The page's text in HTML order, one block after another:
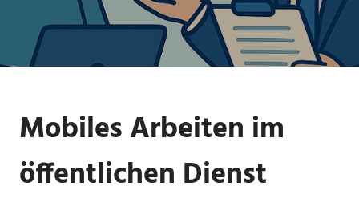
Mobiles Arbeiten im
öffentlichen Dienst